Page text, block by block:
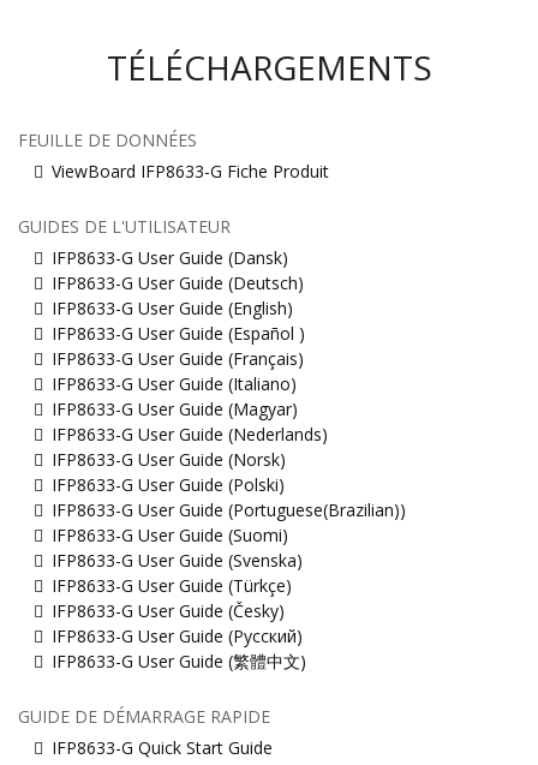
TÉLÉCHARGEMENTS
FEUILLE DE DONNÉES
ViewBoard IFP8633-G Fiche Produit
GUIDES DE L'UTILISATEUR
IFP8633-G User Guide (Dansk)
IFP8633-G User Guide (Deutsch)
IFP8633-G User Guide (English)
IFP8633-G User Guide (Español )
IFP8633-G User Guide (Français)
IFP8633-G User Guide (Italiano)
IFP8633-G User Guide (Magyar)
IFP8633-G User Guide (Nederlands)
IFP8633-G User Guide (Norsk)
IFP8633-G User Guide (Polski)
IFP8633-G User Guide (Portuguese(Brazilian))
IFP8633-G User Guide (Suomi)
IFP8633-G User Guide (Svenska)
IFP8633-G User Guide (Türkçe)
IFP8633-G User Guide (Česky)
IFP8633-G User Guide (Русский)
IFP8633-G User Guide (繁體中文)
GUIDE DE DÉMARRAGE RAPIDE
IFP8633-G Quick Start Guide